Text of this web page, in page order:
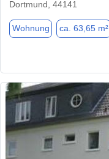
Dortmund, 44141
Wohnung ca. 63,65 m²